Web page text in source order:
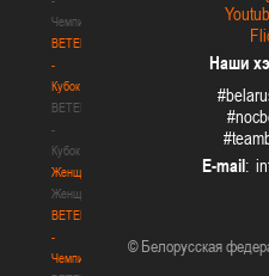
Чемпионат
BETERA
-
Кубок
BETERA
-
Кубок
Женщины
Женщины
BETERA
-
Чемпионат
Наши
E-mail:
© Белорусская